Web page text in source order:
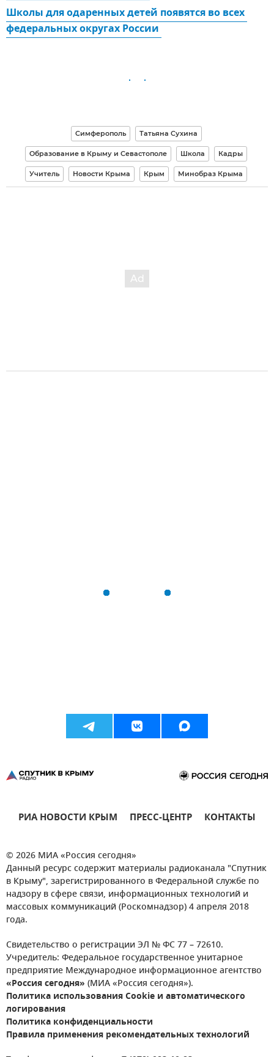
Школы для одаренных детей появятся во всех
федеральных округах России
Симферополь Татьяна Сухина
Образование в Крыму и Севастополе Школа Кадры
Учитель Новости Крыма Крым Минобраз Крыма
РИА НОВОСТИ КРЫМ ПРЕСС-ЦЕНТР КОНТАКТЫ
© 2026 МИА «Россия сегодня»
Данный ресурс содержит материалы радиоканала "Спутник
в Крыму", зарегистрированного в Федеральной службе по
надзору в сфере связи, информационных технологий и
массовых коммуникаций (Роскомнадзор) 4 апреля 2018
года.
Свидетельство о регистрации ЭЛ № ФС 77 – 72610.
Учредитель: Федеральное государственное унитарное
предприятие Международное информационное агентство
«Россия сегодня» (МИА «Россия сегодня»).
Политика использования Cookie и автоматического
логирования
Политика конфиденциальности
Правила применения рекомендательных технологий